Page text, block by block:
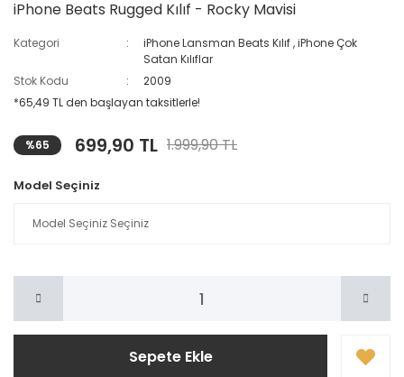
iPhone Beats Rugged Kılıf - Rocky Mavisi
Kategori iPhone Lansman Beats Kılıf,iPhone Çok
Satan Kılıflar
Stok Kodu
2009
*65,49 TL den başlayan taksitlerle!
%65 699,90 TL 1.999,90 TL
Model Seçiniz
Sepete Ekle